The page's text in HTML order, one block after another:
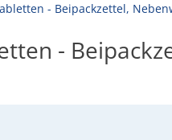
- Beipackzettel,
-